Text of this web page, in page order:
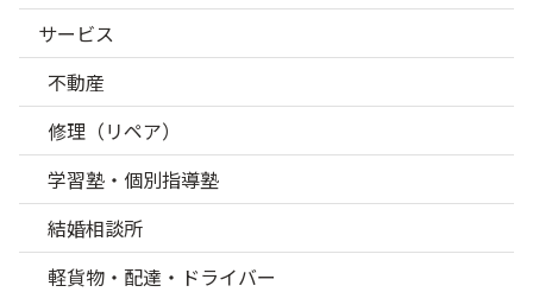
サービス
不動産
修理（リペア）
学習塾・個別指導塾
結婚相談所
軽貨物・配達・ドライバー